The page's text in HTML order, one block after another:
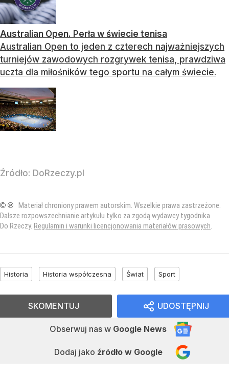
Australian Open. Perła w świecie tenisa
Australian Open to jeden z czterech najważniejszych
turniejów zawodowych rozgrywek tenisa, prawdziwa
uczta dla miłośników tego sportu na całym świecie.
Źródło: DoRzeczy.pl
© ℗ Materiał chroniony prawem autorskim. Wszelkie prawa zastrzeżone.
Dalsze rozpowszechnianie artykułu tylko za zgodą wydawcy tygodnika
Do Rzeczy. Regulamin i warunki licencjonowania materiałów prasowych
Historia Historia współczesna Świat Sport
UDOSTĘPNIJ
Obserwuj nas w Google News
Dodaj jako źródło w Google
SKOMENTUJ